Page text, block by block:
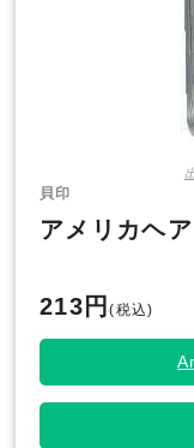
貝印
アメリカヘ
213円(税込)